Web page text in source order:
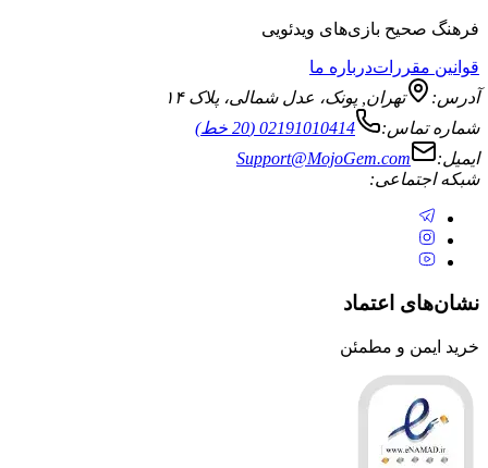
بازی‌های ویدئویی
درباره ما
تهران ,پونک، عدل شمالی، پلاک ۱۴
02191010414 (20 خط)
Support@MojoGem.com
اعتماد
و مطمئن